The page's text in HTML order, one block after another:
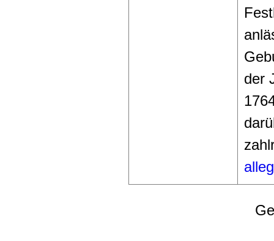
der